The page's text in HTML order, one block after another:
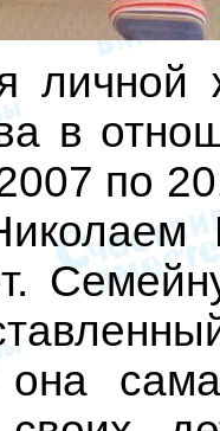
личной
в
по